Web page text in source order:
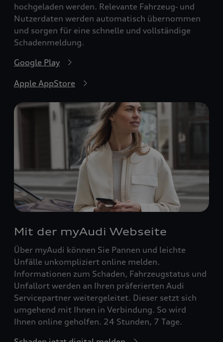
hochgeladen werden. Relevante Fahrzeug‑ und
Nutzerdaten werden automatisch übernommen
und sorgen für eine schnelle und vollständige
Schadenmeldung.
Google Play
Apple AppStore
Mit der myAudi Webseite
Über myAudi können Sie Pannen und leichte
Unfälle unkompliziert online melden.
Informationen zum Schaden, Fahrzeugstatus und
Unfallort werden an Ihren präferierten Audi
Servicepartner weitergeleitet. Dieser setzt sich
umgehend mit Ihnen in Verbindung. So wird
Ihnen online geholfen. 24 Stunden, 7 Tage.